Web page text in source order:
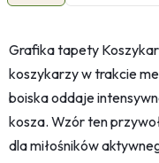
Grafika tapety
koszykarzy w trakcie
boiska oddaje
kosza. Wzór ten
dla miłośników